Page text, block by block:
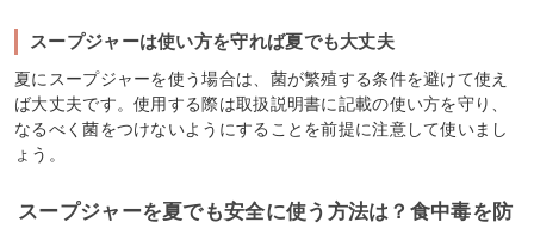
スープジャーは使い方を守れば夏でも大丈夫
夏にスープジャーを使う場合は、菌が繁殖する条件を避けて使え
ば大丈夫です。使用する際は取扱説明書に記載の使い方を守り、
なるべく菌をつけないようにすることを前提に注意して使いまし
ょう。
スープジャーを夏でも安全に使う方法は？食中毒を防